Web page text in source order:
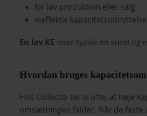
for lav produktion eller salg
ineffektiv kapacitetsudnyttelse
En lav KE viser typisk en sund og
Hvordan bruges
Hos Collectia ser vi ofte, at høje
omsætningen falder. Når de faste